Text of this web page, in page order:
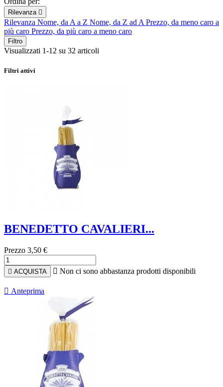
Rilevanza 
Rilevanza Nome, da A a Z Nome, da Z ad APrezzo, da meno caro a
più caro Prezzo, da più caro a meno caro
Filtro
Visualizzati 1-12 su 32 articoli
Filtri attivi
BENEDETTO CAVALIERI...
Prezzo 3,50 €
 ACQUISTA  Non ci sono abbastanza prodotti disponibili
 Anteprima